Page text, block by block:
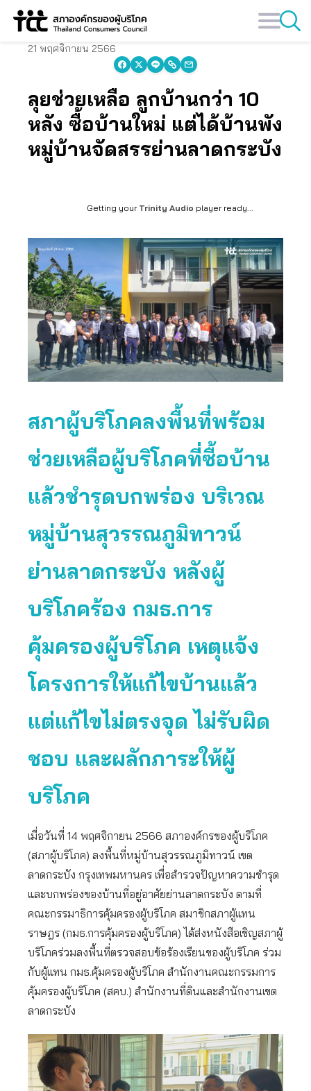
Skip
21 พฤศจิกายน 2566
ลุยช่วยเหลือ ลูกบ้านกว่า 10
หลัง ซื้อบ้านใหม่ แต่ได้บ้านพัง
หมู่บ้านจัดสรรย่านลาดกระบัง
Getting your Trinity Audio player ready...
สภาผู้บริโภคลงพื้นที่พร้อม
ช่วยเหลือผู้บริโภคที่ซื้อบ้าน
แล้วชำรุดบกพร่อง บริเวณ
หมู่บ้านสุวรรณภูมิทาวน์
ย่านลาดกระบัง หลังผู้
บริโภคร้อง กมธ.การ
คุ้มครองผู้บริโภค เหตุแจ้ง
โครงการให้แก้ไขบ้านแล้ว
แต่แก้ไขไม่ตรงจุด ไม่รับผิด
ชอบ และผลักภาระให้ผู้
บริโภค
เมื่อวันที่ 14 พฤศจิกายน 2566 สภาองค์กรของผู้บริโภค
(สภาผู้บริโภค) ลงพื้นที่หมู่บ้านสุวรรณภูมิทาวน์ เขต
ลาดกระบัง กรุงเทพมหานคร เพื่อสำรวจปัญหาความชำรุด
และบกพร่องของบ้านที่อยู่อาศัยย่านลาดกระบัง ตามที่
คณะกรรมาธิการคุ้มครองผู้บริโภค สมาชิกสภาผู้แทน
ราษฎร (กมธ.การคุ้มครองผู้บริโภค) ได้ส่งหนังสือเชิญสภาผู้
บริโภคร่วมลงพื้นที่ตรวจสอบข้อร้องเรียนของผู้บริโภค ร่วม
กับผู้แทน กมธ.คุ้มครองผู้บริโภค สำนักงานคณะกรรมการ
คุ้มครองผู้บริโภค (สคบ.) สำนักงานที่ดินและสำนักงานเขต
ลาดกระบัง